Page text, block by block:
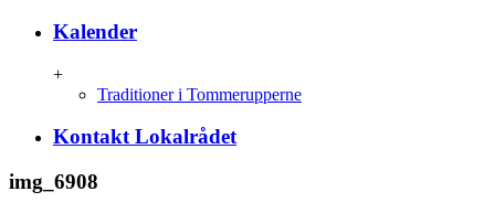
Kalender
+
Traditioner i Tommerupperne
Kontakt Lokalrådet
img_6908